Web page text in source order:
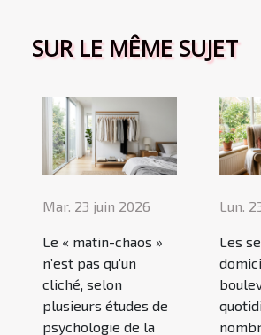
SUR LE MÊME SUJET
Mar. 23 juin 2026
Le « matin-chaos »
n’est pas qu’un
cliché, selon
plusieurs études de
psychologie de la
Lun.
Les